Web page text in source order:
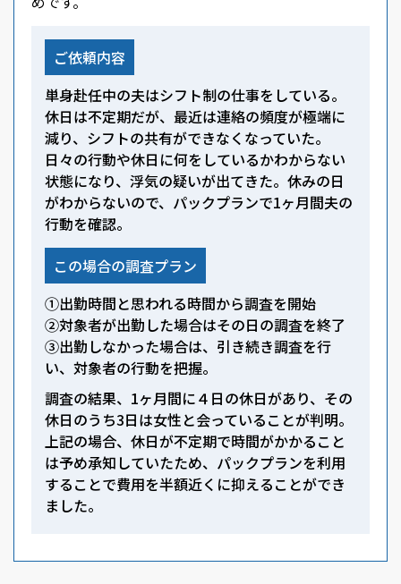
ご依頼内容
単身赴任中の夫はシフト制の仕事をしている。
休日は不定期だが、最近は連絡の頻度が極端に
減り、シフトの共有ができなくなっていた。
日々の行動や休日に何をしているかわからない
状態になり、浮気の疑いが出てきた。休みの日
がわからないので、パックプランで1ヶ月間夫の
行動を確認。
この場合の調査プラン
①出勤時間と思われる時間から調査を開始
②対象者が出勤した場合はその日の調査を終了
③出勤しなかった場合は、引き続き調査を行
い、対象者の行動を把握。
調査の結果、1ヶ月間に４日の休日があり、その
休日のうち3日は女性と会っていることが判明。
上記の場合、休日が不定期で時間がかかること
は予め承知していたため、パックプランを利用
することで費用を半額近くに抑えることができ
ました。